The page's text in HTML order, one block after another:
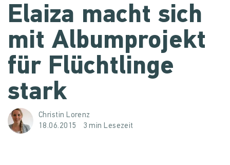
Elaiza macht sich
mit Albumprojekt
für Flüchtlinge
stark
Christin Lorenz
18.06.2015
3 min Lesezeit